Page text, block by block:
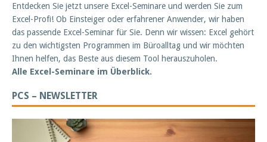
Entdecken Sie jetzt unsere Excel-Seminare und werden Sie zum
Excel-Profi! Ob Einsteiger oder erfahrener Anwender, wir haben
das passende Excel-Seminar für Sie. Denn wir wissen: Excel gehört
zu den wichtigsten Programmen im Büroalltag und wir möchten
Ihnen helfen, das Beste aus diesem Tool herauszuholen.
Alle Excel-Seminare im Überblick.
PCS – NEWSLETTER